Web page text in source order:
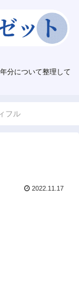
分について整理して
フル
2022.11.17